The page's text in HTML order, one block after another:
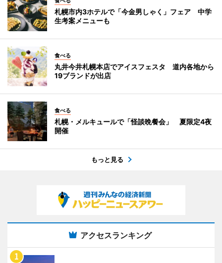
札幌市内3ホテルで「今金男しゃく」フェア 中学
生考案メニューも
食べる
丸井今井札幌本店でアイスフェスタ 道内各地から
19ブランドが出店
食べる
札幌・メルキュールで「怪談晩餐会」 夏限定4夜
開催
もっと見る
アクセスランキング